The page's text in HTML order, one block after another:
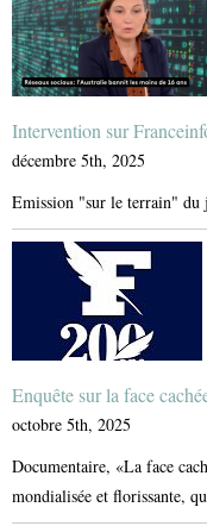
Intervention sur
décembre 5th, 2025
Emission "sur le terrain" du
Enquête sur la face
octobre 5th, 2025
Documentaire, «La face
mondialisée et florissante,